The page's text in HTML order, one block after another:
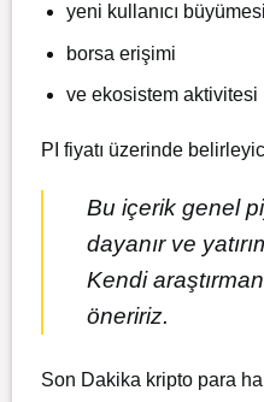
yeni kullanıcı
borsa erişimi
ve ekosistem aktivitesi
PI fiyatı üzerinde
Bu içerik genel
dayanır ve
Kendi
öneririz.
Son Dakika kripto para